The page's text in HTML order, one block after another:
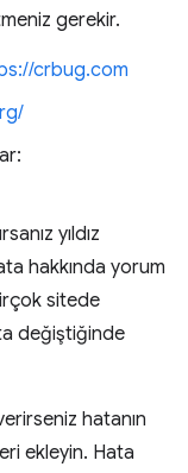
gerekir.
crbug.com
yıldız
hakkında yorum
sitede
değiştiğinde
hatanın
ekleyin. Hata